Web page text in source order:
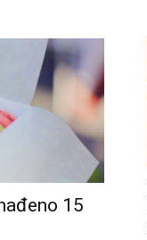
15